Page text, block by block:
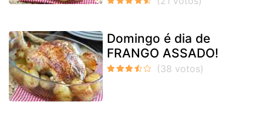
Domingo é dia de
FRANGO ASSADO!